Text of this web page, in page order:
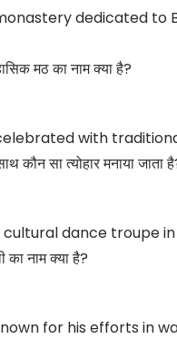
dedicated to
मठ का नाम क्या है?
with
कौन सा त्योहार मनाया जाता
dance troupe in
का नाम क्या है?
for his efforts in